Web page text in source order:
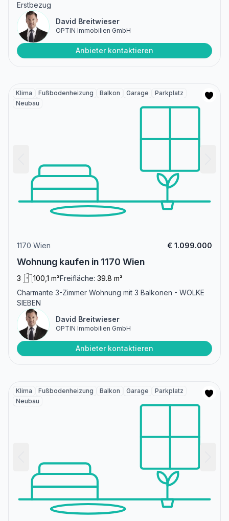
Erstbezug
David Breitwieser
OPTIN Immobilien GmbH
Anbieter kontaktieren
Klima Fußbodenheizung Balkon Garage
Parkplatz
Neubau
1170 Wien € 1.099.000
Wohnung kaufen in 1170 Wien
3 100,1 m²Freifläche: 39.8 m²
Charmante 3-Zimmer Wohnung mit 3 Balkonen - WOLKE
SIEBEN
David Breitwieser
OPTIN Immobilien GmbH
Anbieter kontaktieren
Klima Fußbodenheizung Balkon Garage
Parkplatz
Neubau